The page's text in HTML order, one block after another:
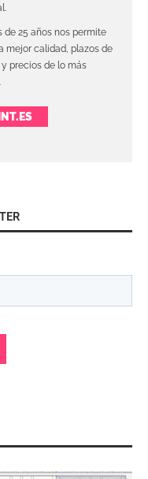
25 años nos permite
mejor calidad, plazos de
precios de lo más